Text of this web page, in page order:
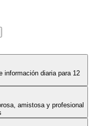
información diaria para 12
amistosa y profesional